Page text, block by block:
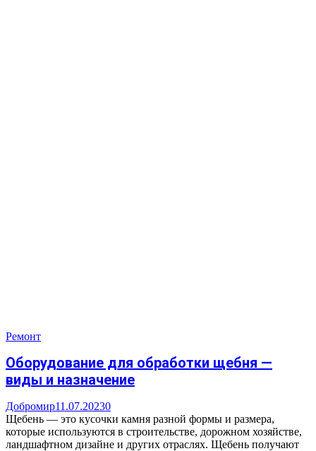
Ремонт
Оборудование для обработки щебня —
виды и назначение
Добромир11.07.20230
Щебень — это кусочки камня разной формы и размера,
которые используются в строительстве, дорожном хозяйстве,
ландшафтном дизайне и других отраслях. Щебень получают